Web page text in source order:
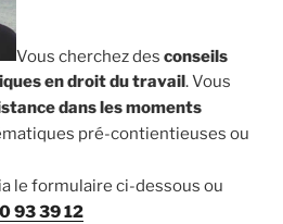
Vous cherchez des conseils
en droit du travail. Vous
dans les moments
pré-contientieuses ou
le formulaire ci-dessous ou
93 39 12